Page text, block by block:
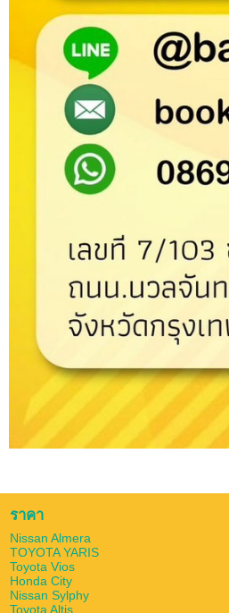
ราคา
Nissan Almera
TOYOTA YARIS
Toyota Vios
Honda City
Nissan Sylphy
Toyota Altis